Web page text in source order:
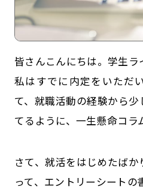
記事一覧
インタツアー活用法
LINE登録
皆さんこんにちは。学生ラ
私はすでに内定をいただ
て、就職活動の経験から
てるように、一生懸命コラ
さて、就活をはじめたば
って、エントリーシートの